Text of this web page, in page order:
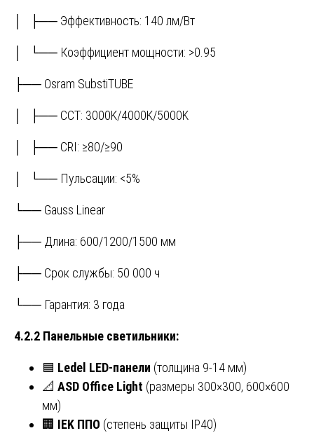
│ ├── Эффективность: 140 лм/Вт
│ └── Коэффициент мощности: >0.95
├── Osram SubstiTUBE
│ ├── CCT: 3000K/4000K/5000K
│ ├── CRI: ≥80/≥90
│ └── Пульсации: <5%
└── Gauss Linear
├── Длина: 600/1200/1500 мм
├── Срок службы: 50 000 ч
└── Гарантия: 3 года
4.2.2 Панельные светильники:
🟦 Ledel LED-панели (толщина 9-14 мм)
📐 ASD Office Light (размеры 300×300, 600×600
мм)
🏢 IEK ППО (степень защиты IP40)